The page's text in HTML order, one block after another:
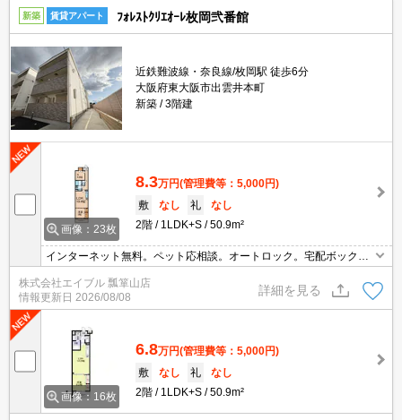
新築 賃貸アパート ﾌｫﾚｽﾄｸﾘｴｵｰﾚ枚岡弐番館
近鉄難波線・奈良線/枚岡駅 徒歩6分
大阪府東大阪市出雲井本町
新築
3階建
画像：23枚
8.3万円(管理費等：5,000円)
敷
なし 礼
なし
2階
1LDK+S 50.9m²
インターネット無料。ペット応相談。オートロック。宅配ボックス
あり。バス・トイレ別。洗面化粧台付き。システムキッチン。TVイ
ンターホン付き。IH調理器付き。エアコン付き。室内洗濯機置場。
クローゼット付。
株式会社エイブル 瓢箪山店
情報更新日 2026/08/08
詳細を見る
画像：16枚
6.8万円(管理費等：5,000円)
敷
なし 礼
なし
2階
1LDK+S 50.9m²